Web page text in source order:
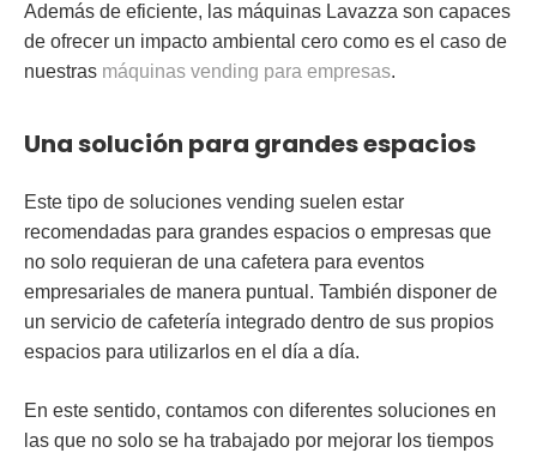
Además de eficiente, las máquinas Lavazza son capaces
de ofrecer un impacto ambiental cero como es el caso de
nuestras máquinas vending para empresas.
Una solución para grandes espacios
Este tipo de soluciones vending suelen estar
recomendadas para grandes espacios o empresas que
no solo requieran de una cafetera para eventos
empresariales de manera puntual. También disponer de
un servicio de cafetería integrado dentro de sus propios
espacios para utilizarlos en el día a día.
En este sentido, contamos con diferentes soluciones en
las que no solo se ha trabajado por mejorar los tiempos